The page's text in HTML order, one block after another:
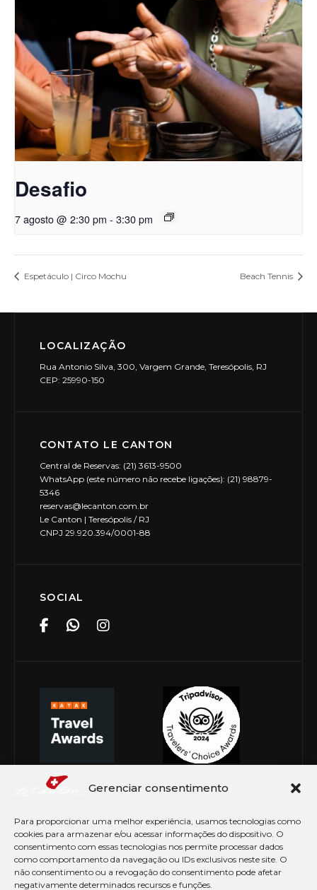
Gerenciar consentimento
Para proporcionar uma melhor experiência, usamos tecnologias como
cookies para armazenar e/ou acessar informações do dispositivo. O
consentimento com essas tecnologias nos permite processar dados
como comportamento da navegação ou IDs exclusivos neste site. O
não consentimento ou a revogação do consentimento pode afetar
negativamente determinados recursos e funções.
Desafio
7 agosto @ 2:30 pm - 3:30 pm
Espetáculo | Circo Mochu Beach Tennis
LOCALIZAÇÃO
Rua Antonio Silva, 300, Vargem Grande, Teresópolis, RJ
CEP: 25990-150
CONTATO LE CANTON
Central de Reservas: (21) 3613-9500
WhatsApp (este número não recebe ligações): (21) 98879-
5346
reservas@lecanton.com.br
Le Canton | Teresópolis / RJ
CNPJ 29.920.394/0001-88
SOCIAL
© Copyright 2026 Le Canton. Todos os direitos